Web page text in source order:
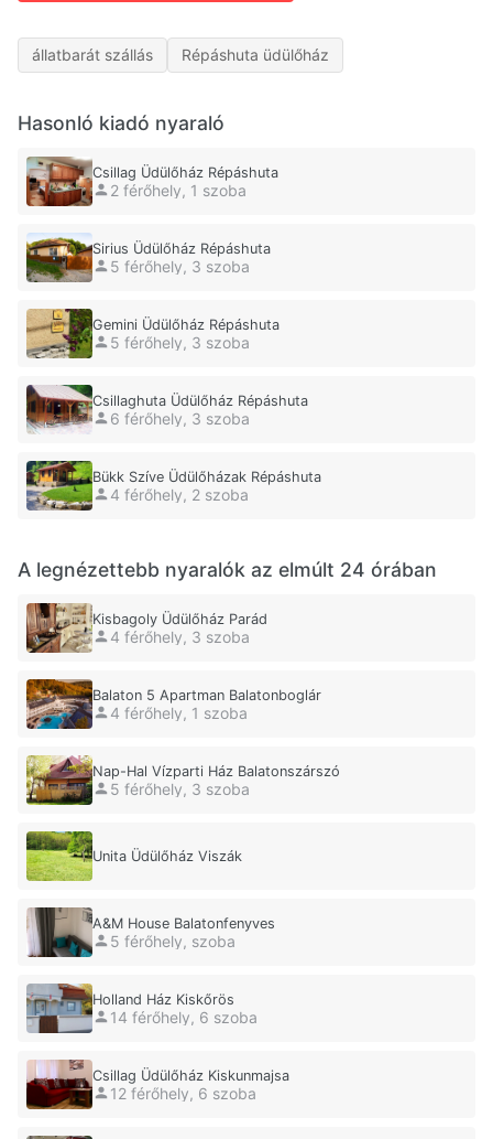
állatbarát szállás Répáshuta üdülőház
Hasonló kiadó nyaraló
Csillag Üdülőház Répáshuta
2 férőhely, 1 szoba
Sirius Üdülőház Répáshuta
5 férőhely, 3 szoba
Gemini Üdülőház Répáshuta
5 férőhely, 3 szoba
Csillaghuta Üdülőház Répáshuta
6 férőhely, 3 szoba
Bükk Szíve Üdülőházak Répáshuta
4 férőhely, 2 szoba
A legnézettebb nyaralók az elmúlt 24 órában
Kisbagoly Üdülőház Parád
4 férőhely, 3 szoba
Balaton 5 Apartman Balatonboglár
4 férőhely, 1 szoba
Nap-Hal Vízparti Ház Balatonszárszó
5 férőhely, 3 szoba
Unita Üdülőház Viszák
A&M House Balatonfenyves
5 férőhely, szoba
Holland Ház Kiskőrös
14 férőhely, 6 szoba
Csillag Üdülőház Kiskunmajsa
12 férőhely, 6 szoba